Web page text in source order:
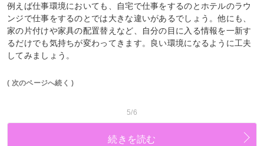
例えば仕事環境においても、自宅で仕事をするのとホテルのラウ
ンジで仕事をするのとでは大きな違いがあるでしょう。他にも、
家の片付けや家具の配置替えなど、自分の目に入る情報を一新す
るだけでも気持ちが変わってきます。良い環境になるように工夫
してみましょう。
( 次のページへ続く )
5/6
続きを読む